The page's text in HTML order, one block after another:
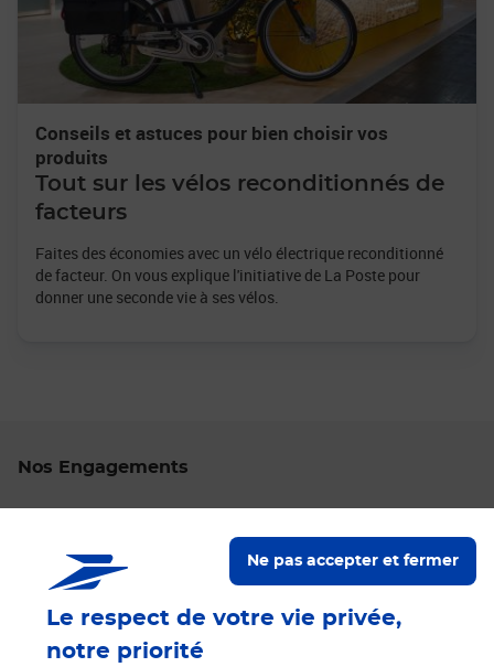
Le respect de votre vie privée,
notre priorité
Ne pas accepter et fermer
Conseils et astuces pour bien choisir vos
produits
Tout sur les vélos reconditionnés de
facteurs
Faites des économies avec un vélo électrique reconditionné
de facteur. On vous explique l'initiative de La Poste pour
donner une seconde vie à ses vélos.
Nos Engagements
Localiser un bureau de poste
Paiements 100% sécurisés